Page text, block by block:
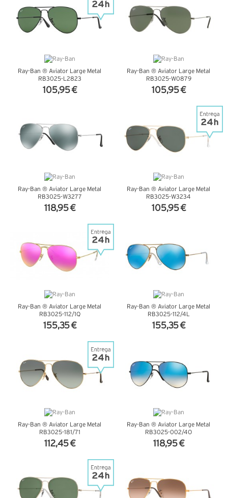
Ray-Ban ® Aviator Large Metal
RB3025-L2823
105,95 €
Ray-Ban ® Aviator Large Metal
RB3025-W0879
105,95 €
Ray-Ban ® Aviator Large Metal
RB3025-W3277
118,95 €
Ray-Ban ® Aviator Large Metal
RB3025-W3234
105,95 €
Ray-Ban ® Aviator Large Metal
RB3025-112/1Q
155,35 €
Ray-Ban ® Aviator Large Metal
RB3025-112/4L
155,35 €
Ray-Ban ® Aviator Large Metal
RB3025-181/71
112,45 €
Ray-Ban ® Aviator Large Metal
RB3025-002/4O
118,95 €